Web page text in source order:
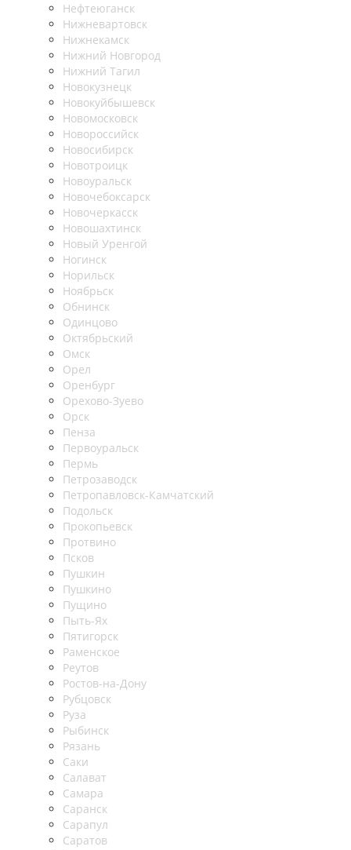
Нефтеюганск
Нижневартовск
Нижнекамск
Нижний Новгород
Нижний Тагил
Новокузнецк
Новокуйбышевск
Новомосковск
Новороссийск
Новосибирск
Новотроицк
Новоуральск
Новочебоксарск
Новочеркасск
Новошахтинск
Новый Уренгой
Ногинск
Норильск
Ноябрьск
Обнинск
Одинцово
Октябрьский
Омск
Орел
Оренбург
Орехово-Зуево
Орск
Пенза
Первоуральск
Пермь
Петрозаводск
Петропавловск-Камчатский
Подольск
Прокопьевск
Протвино
Псков
Пушкин
Пушкино
Пущино
Пыть-Ях
Пятигорск
Раменское
Реутов
Ростов-на-Дону
Рубцовск
Руза
Рыбинск
Рязань
Саки
Салават
Самара
Саранск
Сарапул
Саратов